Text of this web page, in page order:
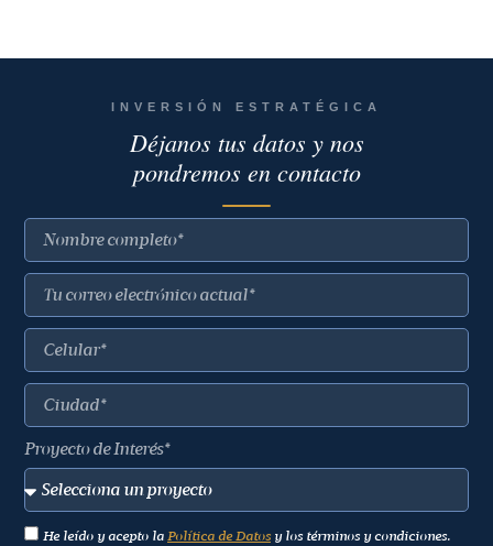
INVERSIÓN ESTRATÉGICA
Déjanos tus datos y nos
pondremos en contacto
Proyecto de Interés*
He leído y acepto la Política de Datos y los términos y condiciones.